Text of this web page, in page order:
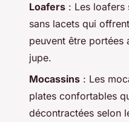
Loafers : Les loafers
sans lacets qui
peuvent être portées
jupe.
Mocassins : Les
plates confortables
décontractées selon